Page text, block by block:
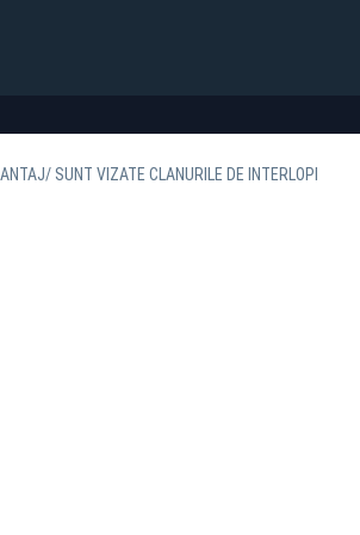
SUNT VIZATE CLANURILE DE INTERLOPI